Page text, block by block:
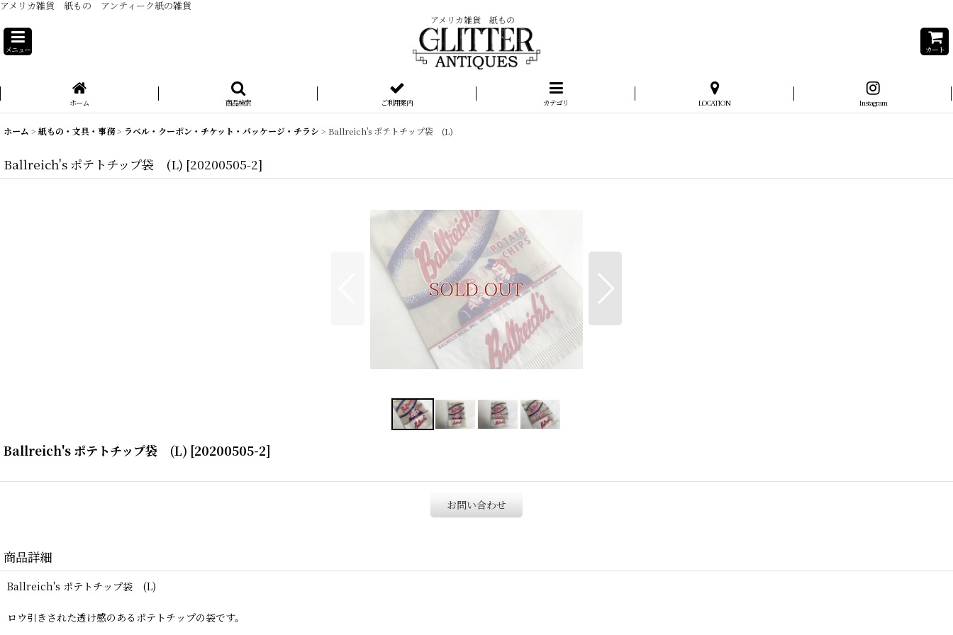
アメリカ雑貨 紙もの アンティーク紙の雑貨
アメリカ雑貨 紙もの
メニュー カート
ホーム 商品検索 ご利用案内 カテゴリ LOCATION Instagram
ホーム > 紙もの・文具・事務> ラベル・クーポン・チケット・パッケージ・チラシ > Ballreich's ポテトチップ袋 (L)
Ballreich's ポテトチップ袋 (L) [20200505-2]
Ballreich's ポテトチップ袋 (L) [20200505-2]
お問い合わせ
商品詳細
Ballreich's ポテトチップ袋 (L)
ロウ引きされた透け感のあるポテトチップの袋です。